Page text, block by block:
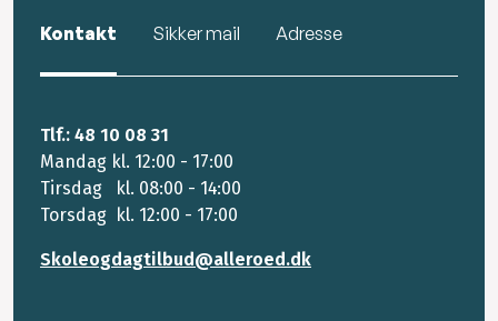
Kontakt Sikker mail Adresse
Tlf.: 48 10 08 31
Mandag kl. 12:00 - 17:00
Tirsdag kl. 08:00 - 14:00
Torsdag kl. 12:00 - 17:00
Skoleogdagtilbud@alleroed.dk